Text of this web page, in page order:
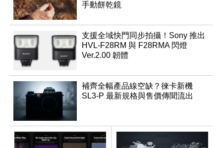
手動餅乾鏡
支援全域快門同步拍攝！Sony 推出
HVL-F28RM 與 F28RMA 閃燈
Ver.2.00 韌體
補齊全幅產品線空缺？徠卡新機
SL3-P 最新規格與售價傳聞流出